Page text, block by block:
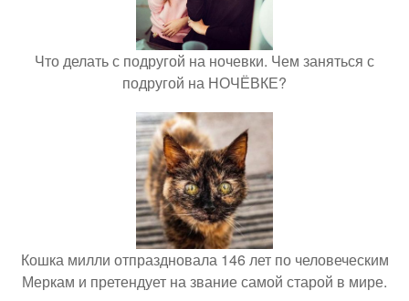
Что делать с подругой на ночевки. Чем заняться с
подругой на НОЧЁВКЕ?
Кошка милли отпраздновала 146 лет по человеческим
Меркам и претендует на звание самой старой в мире.